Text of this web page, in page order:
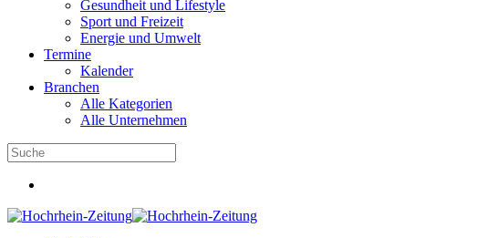
Gesundheit und Lifestyle
Sport und Freizeit
Energie und Umwelt
Termine
Kalender
Branchen
Alle Kategorien
Alle Unternehmen